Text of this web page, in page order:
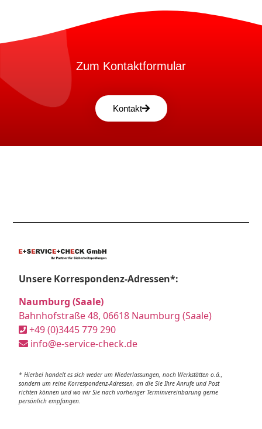
Zum Kontaktformular
Kontakt
Unsere Korrespondenz-Adressen*:
Naumburg (Saale)
Bahnhofstraße 48, 06618 Naumburg (Saale)
+49 (0)3445 779 290
info@e-service-check.de
* Hierbei handelt es sich weder um Niederlassungen, noch Werkstätten o.ä.,
sondern um reine Korrespondenz-Adressen, an die Sie Ihre Anrufe und Post
richten können und wo wir Sie nach vorheriger Terminvereinbarung gerne
persönlich empfangen.